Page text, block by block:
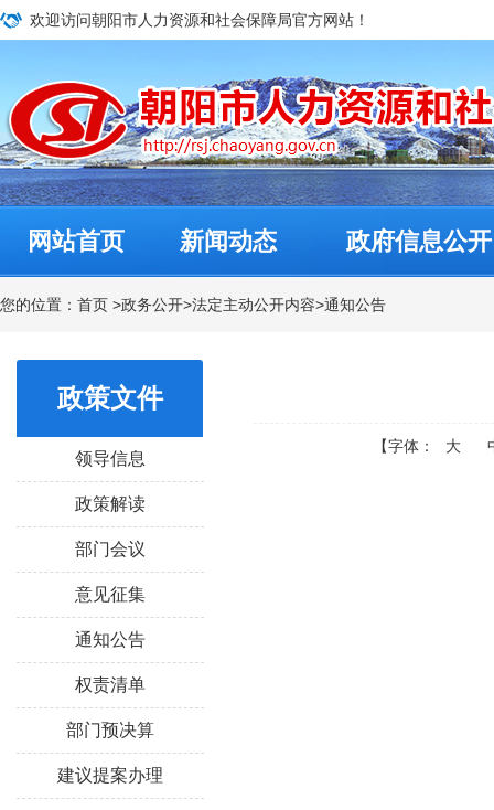
欢迎访问朝阳市人力资源和社会保障局官方网站！
网站首页 新闻动态 政府信息公开
您的位置： 首页 >政务公开>法定主动公开内容>通知公告
政策文件
领导信息
政策解读
部门会议
意见征集
通知公告
权责清单
部门预决算
建议提案办理
【字体： 大